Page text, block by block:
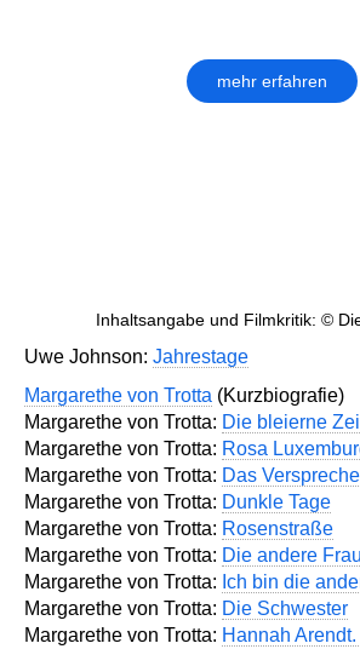
mehr erfahren
Inhaltsangabe und Filmkritik: ©
Uwe Johnson: Jahrestage
Margarethe von Trotta (Kurzbiografie)
Margarethe von Trotta: Die bleierne
Margarethe von Trotta: Rosa
Margarethe von Trotta: Das
Margarethe von Trotta: Dunkle Tage
Margarethe von Trotta: Rosenstraße
Margarethe von Trotta: Die andere Frau
Margarethe von Trotta: Ich bin die
Margarethe von Trotta: Die Schwester
Margarethe von Trotta: Hannah